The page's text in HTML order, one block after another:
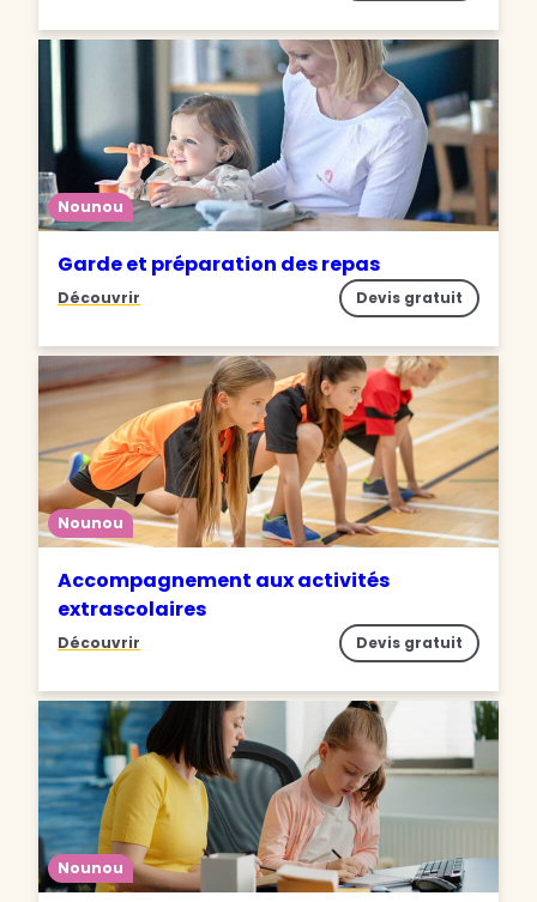
Nounou
Garde et préparation des repas
Découvrir Devis gratuit
Nounou
Accompagnement aux activités
extrascolaires
Découvrir Devis gratuit
Nounou